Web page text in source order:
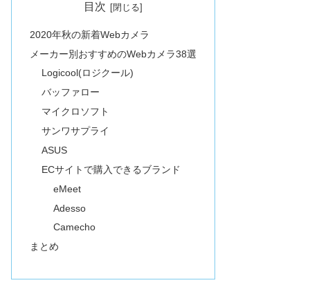
目次
2020年秋の新着Webカメラ
メーカー別おすすめのWebカメラ38選
Logicool(ロジクール)
バッファロー
マイクロソフト
サンワサプライ
ASUS
ECサイトで購入できるブランド
eMeet
Adesso
Camecho
まとめ